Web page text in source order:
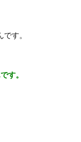
す。
す。